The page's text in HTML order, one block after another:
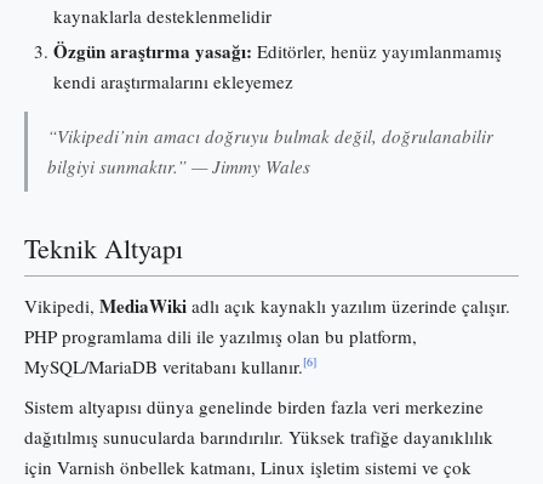
kaynaklarla desteklenmelidir
Özgün araştırma yasağı: Editörler, henüz yayımlanmamış
kendi araştırmalarını ekleyemez
“Vikipedi’nin amacı doğruyu bulmak değil, doğrulanabilir
bilgiyi sunmaktır.” — Jimmy Wales
Teknik Altyapı
Vikipedi, MediaWiki adlı açık kaynaklı yazılım üzerinde çalışır.
PHP programlama dili ile yazılmış olan bu platform,
MySQL/MariaDB veritabanı kullanır.[6]
Sistem altyapısı dünya genelinde birden fazla veri merkezine
dağıtılmış sunucularda barındırılır. Yüksek trafiğe dayanıklılık
için Varnish önbellek katmanı, Linux işletim sistemi ve çok